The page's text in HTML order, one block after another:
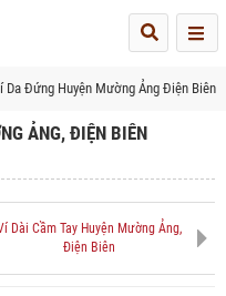
Da Đứng Huyện Mường Ảng Điện Biên
ẢNG, ĐIỆN BIÊN
Dài Cầm Tay Huyện Mường Ảng,
Điện Biên